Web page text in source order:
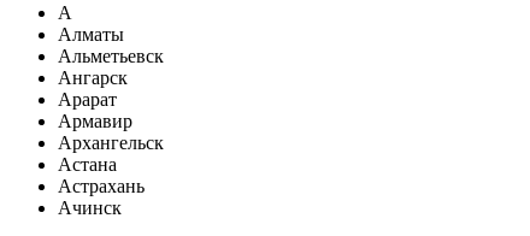
А
Алматы
Альметьевск
Ангарск
Арарат
Армавир
Архангельск
Астана
Астрахань
Ачинск